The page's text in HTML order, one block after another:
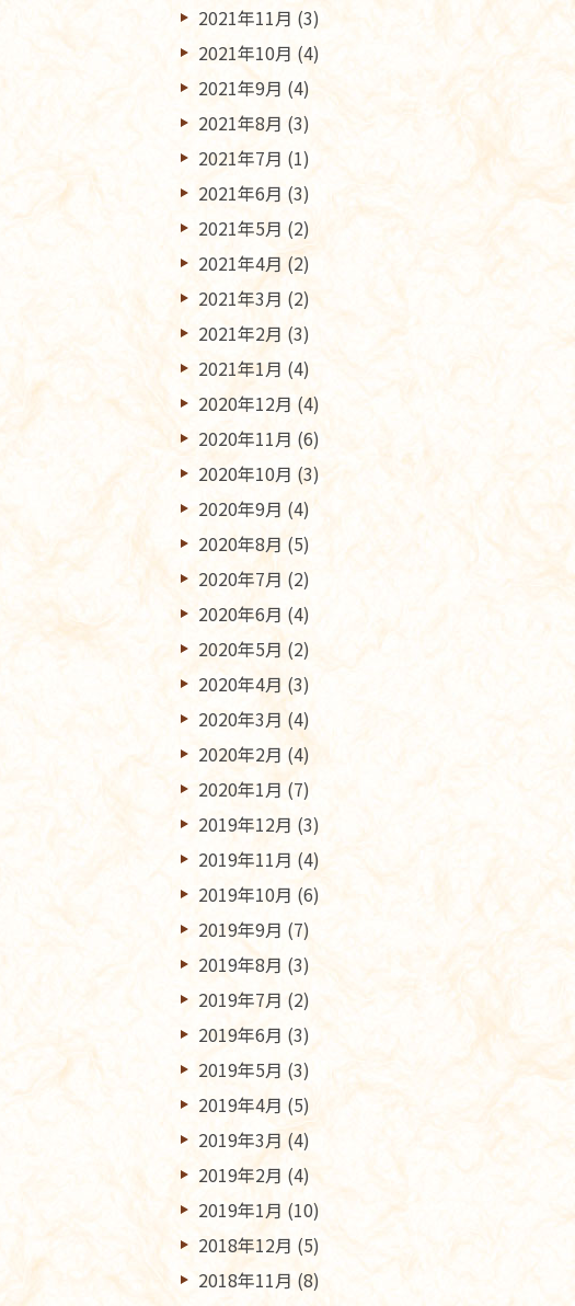
2021年11月 (3)
2021年10月 (4)
2021年9月 (4)
2021年8月 (3)
2021年7月 (1)
2021年6月 (3)
2021年5月 (2)
2021年4月 (2)
2021年3月 (2)
2021年2月 (3)
2021年1月 (4)
2020年12月 (4)
2020年11月 (6)
2020年10月 (3)
2020年9月 (4)
2020年8月 (5)
2020年7月 (2)
2020年6月 (4)
2020年5月 (2)
2020年4月 (3)
2020年3月 (4)
2020年2月 (4)
2020年1月 (7)
2019年12月 (3)
2019年11月 (4)
2019年10月 (6)
2019年9月 (7)
2019年8月 (3)
2019年7月 (2)
2019年6月 (3)
2019年5月 (3)
2019年4月 (5)
2019年3月 (4)
2019年2月 (4)
2019年1月 (10)
2018年12月 (5)
2018年11月 (8)